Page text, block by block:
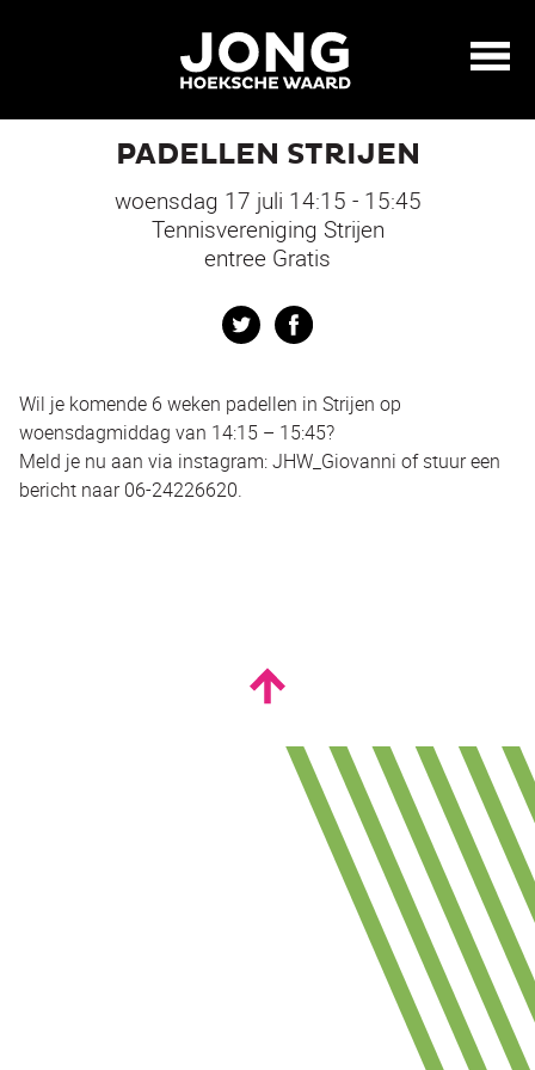
PADELLEN STRIJEN
woensdag 17 juli 14:15 - 15:45
Tennisvereniging Strijen
entree Gratis
Twitter
Wil je komende 6 weken padellen in Strijen op
woensdagmiddag van 14:15 – 15:45?
Meld je nu aan via instagram: JHW_Giovanni of stuur een
bericht naar 06-24226620.